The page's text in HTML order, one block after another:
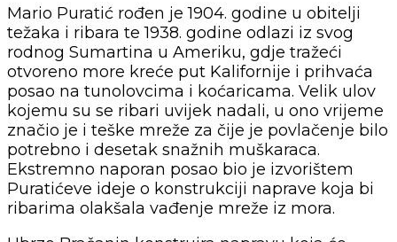
Mario Puratić rođen je 1904. godine u obitelji
težaka i ribara te 1938. godine odlazi iz svog
rodnog Sumartina u Ameriku, gdje tražeći
otvoreno more kreće put Kalifornije i prihvaća
posao na tunolovcima i koćaricama. Velik ulov
kojemu su se ribari uvijek nadali, u ono vrijeme
značio je i teške mreže za čije je povlačenje bilo
potrebno i desetak snažnih muškaraca.
Ekstremno naporan posao bio je izvorištem
Puratićeve ideje o konstrukciji naprave koja bi
ribarima olakšala vađenje mreže iz mora.